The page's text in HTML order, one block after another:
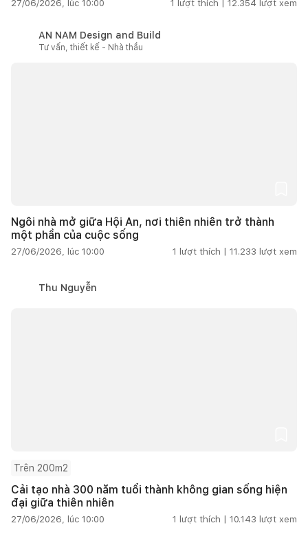
27/06/2026, lúc 10:00 1 lượt thích | 12.354 lượt xem
AN NAM Design and Build
Tư vấn, thiết kế - Nhà thầu
Ngôi nhà mở giữa Hội An, nơi thiên nhiên trở thành
một phần của cuộc sống
27/06/2026, lúc 10:00 1 lượt thích | 11.233 lượt xem
Thu Nguyễn
Trên 200m2
Cải tạo nhà 300 năm tuổi thành không gian sống hiện
đại giữa thiên nhiên
27/06/2026, lúc 10:00 1 lượt thích | 10.143 lượt xem